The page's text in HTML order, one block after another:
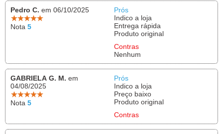
Pedro C. em 06/10/2025
Nota 5
Prós
Indico a loja
Entrega rápida
Produto original
Contras
Nenhum
GABRIELA G. M. em
04/08/2025
Nota 5
Prós
Indico a loja
Preço baixo
Produto original
Contras